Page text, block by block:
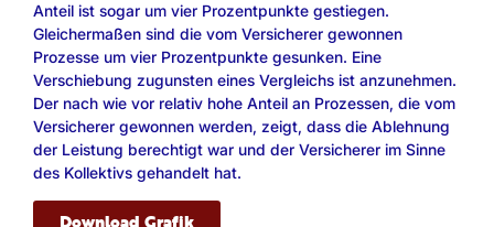
Anteil ist sogar um vier Prozentpunkte gestiegen.
Gleichermaßen sind die vom Versicherer gewonnen
Prozesse um vier Prozentpunkte gesunken. Eine
Verschiebung zugunsten eines Vergleichs ist anzunehmen.
Der nach wie vor relativ hohe Anteil an Prozessen, die vom
Versicherer gewonnen werden, zeigt, dass die Ablehnung
der Leistung berechtigt war und der Versicherer im Sinne
des Kollektivs gehandelt hat.
Download Grafik